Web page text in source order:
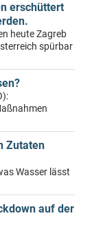
erschüttert
heute Zagreb
spürbar
Zutaten
Wasser lässt
auf der